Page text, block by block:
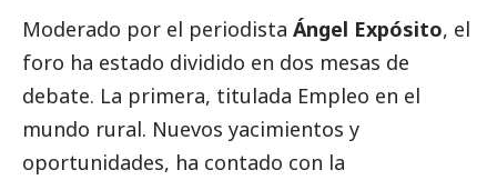
Moderado por el periodista Ángel Expósito, el
foro ha estado dividido en dos mesas de
debate. La primera, titulada Empleo en el
mundo rural. Nuevos yacimientos y
oportunidades, ha contado con la